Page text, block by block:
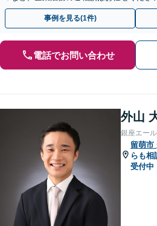
確に対応を進めてまいります。
事例を見る(1件)
電話でお問い合わせ
外山
銀座エー
留萌市
らも相
受付中